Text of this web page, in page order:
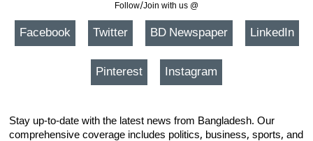
Follow/Join with us @
Facebook Twitter BD Newspaper LinkedIn
Pinterest Instagram
Stay up-to-date with the latest news from Bangladesh. Our
comprehensive coverage includes politics, business, sports, and